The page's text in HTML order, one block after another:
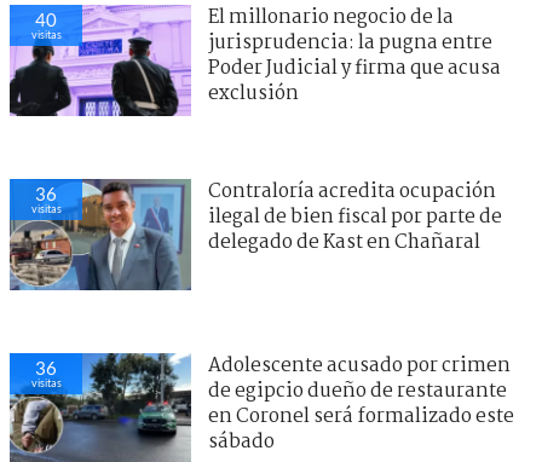
40
visitas
El millonario negocio de la
jurisprudencia: la pugna entre
Poder Judicial y firma que acusa
exclusión
36
visitas
Contraloría acredita ocupación
ilegal de bien fiscal por parte de
delegado de Kast en Chañaral
36
visitas
Adolescente acusado por crimen
de egipcio dueño de restaurante
en Coronel será formalizado este
sábado